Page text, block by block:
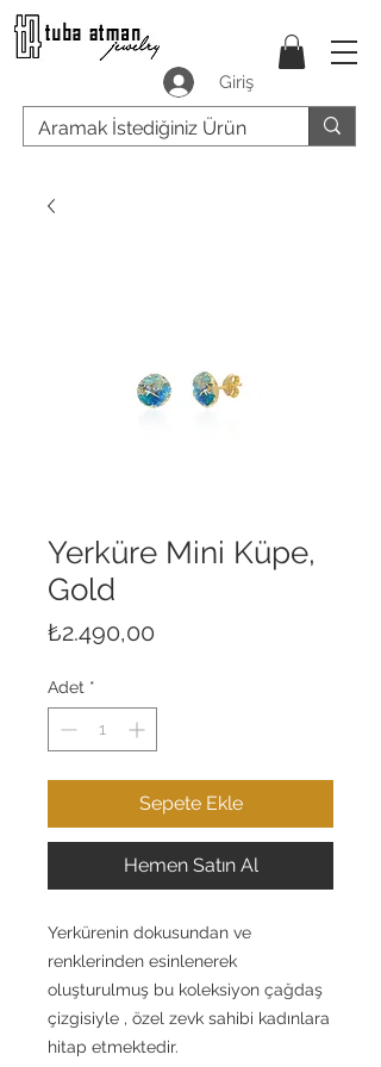
Giriş
Yerküre Mini Küpe,
Gold
₺2.490,00
Adet *
Sepete Ekle
Hemen Satın Al
Yerkürenin dokusundan ve
renklerinden esinlenerek
oluşturulmuş bu koleksiyon çağdaş
çizgisiyle , özel zevk sahibi kadınlara
hitap etmektedir.